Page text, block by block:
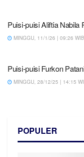
Puisi-puisi Aliftia Nabila
MINGGU, 11/1/26 | 09:26 WIB
Puisi-puisi Furkon
MINGGU, 28/12/25 | 14:15
POPULER